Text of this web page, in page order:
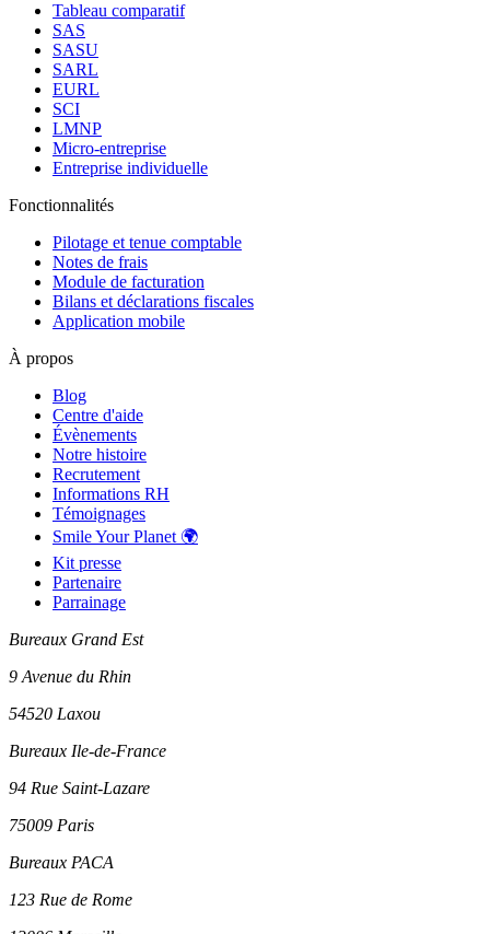
Tableau comparatif
SAS
SASU
SARL
EURL
SCI
LMNP
Micro-entreprise
Entreprise individuelle
Fonctionnalités
Pilotage et tenue comptable
Notes de frais
Module de facturation
Bilans et déclarations fiscales
Application mobile
À propos
Blog
Centre d'aide
Évènements
Notre histoire
Recrutement
Informations RH
Témoignages
Smile Your Planet 🌍
Kit presse
Partenaire
Parrainage
Bureaux Grand Est
9 Avenue du Rhin
54520 Laxou
Bureaux Ile-de-France
94 Rue Saint-Lazare
75009 Paris
Bureaux PACA
123 Rue de Rome